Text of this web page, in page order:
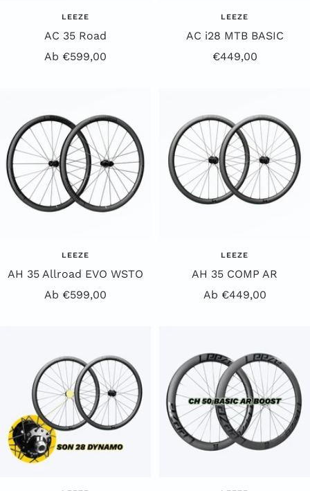
LEEZE
AC 35 Road
Angebotspreis
Ab €599,00
LEEZE
AC i28 MTB BASIC
Angebotspreis
€449,00
LEEZE
AH 35 Allroad EVO WSTO
Angebotspreis
Ab €599,00
LEEZE
AH 35 COMP AR
Angebotspreis
Ab €449,00